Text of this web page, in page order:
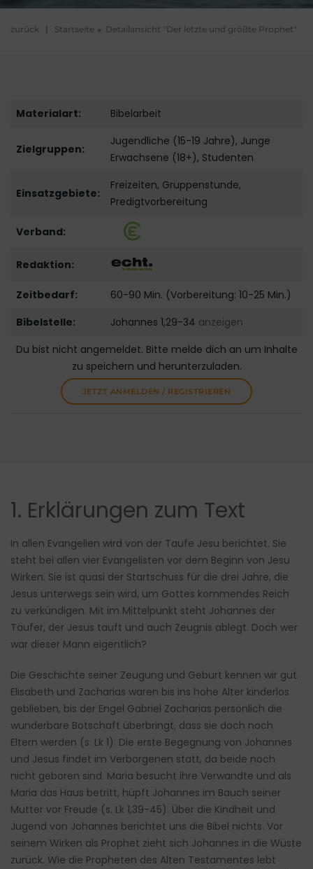
zurück | Startseite Detailansicht "Der letzte und größte Prophet"
Materialart: Bibelarbeit
Zielgruppen:
Jugendliche (15-19 Jahre), Junge
Erwachsene (18+), Studenten
Einsatzgebiete:
Freizeiten, Gruppenstunde,
Predigtvorbereitung
Verband:
Redaktion:
Zeitbedarf:
60-90 Min. (Vorbereitung: 10-25 Min.)
Bibelstelle:
Johannes 1,29-34 anzeigen
Du bist nicht angemeldet. Bitte melde dich an um Inhalte
zu speichern und herunterzuladen.
JETZT ANMELDEN / REGISTRIEREN
1. Erklärungen zum Text
In allen Evangelien wird von der Taufe Jesu berichtet. Sie
steht bei allen vier Evangelisten vor dem Beginn von Jesu
Wirken. Sie ist quasi der Startschuss für die drei Jahre, die
Jesus unterwegs sein wird, um Gottes kommendes Reich
zu verkündigen. Mit im Mittelpunkt steht Johannes der
Täufer, der Jesus tauft und auch Zeugnis ablegt. Doch wer
war dieser Mann eigentlich?
Die Geschichte seiner Zeugung und Geburt kennen wir gut.
Elisabeth und Zacharias waren bis ins hohe Alter kinderlos
geblieben, bis der Engel Gabriel Zacharias persönlich die
wunderbare Botschaft überbringt, dass sie doch noch
Eltern werden (s. Lk 1). Die erste Begegnung von Johannes
und Jesus findet im Verborgenen statt, da beide noch
nicht geboren sind. Maria besucht ihre Verwandte und als
Maria das Haus betritt, hüpft Johannes im Bauch seiner
Mutter vor Freude (s. Lk 1,39-45). Über die Kindheit und
Jugend von Johannes berichtet uns die Bibel nichts. Vor
seinem Wirken als Prophet zieht sich Johannes in die Wüste
zurück. Wie die Propheten des Alten Testamentes lebt